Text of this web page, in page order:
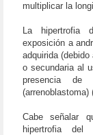
multiplicar la
La hipertrofia
exposición a
adquirida
o secundaria al
presencia de
(arrenoblastoma)
Cabe señalar
hipertrofia